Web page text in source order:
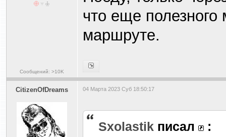
Сообщений: >10K
что еще
маршруте.
CitizenOfDreams 04 Марта 2023 Суб 18:50:17
Sxolastik писал :